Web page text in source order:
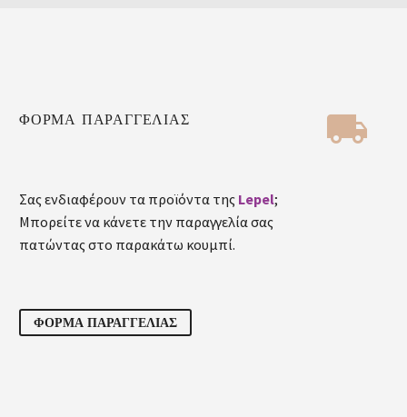


ΦΟΡΜΑ ΠΑΡΑΓΓΕΛΙΑΣ
Σας ενδιαφέρουν τα προϊόντα της Lepel;
Μπορείτε να κάνετε την παραγγελία σας
πατώντας στο παρακάτω κουμπί.
ΦΟΡΜΑ ΠΑΡΑΓΓΕΛΙΑΣ